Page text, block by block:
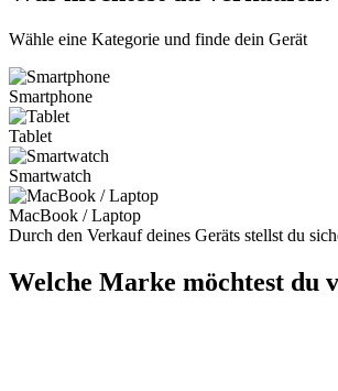
Wähle eine Kategorie und finde dein Gerät
Smartphone
Tablet
Smartwatch
MacBook / Laptop
Durch den Verkauf deines Geräts stellst du
Welche Marke möchtest du